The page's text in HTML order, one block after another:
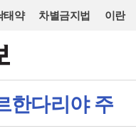
태약 차별금지법 이란
한다리야 주